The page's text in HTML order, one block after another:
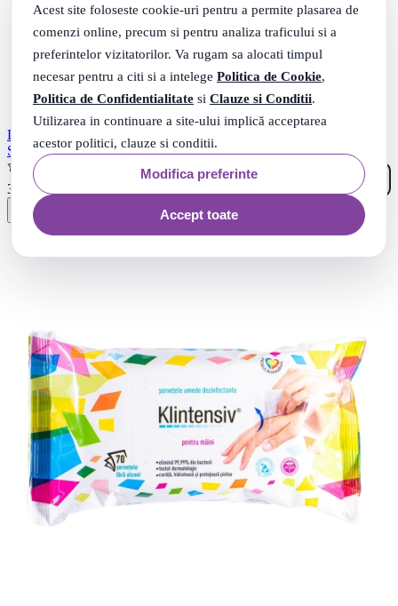
Acest site foloseste cookie-uri pentru a permite plasarea de
comenzi online, precum si pentru analiza traficului si a
preferintelor vizitatorilor. Va rugam sa alocati timpul
necesar pentru a citi si a intelege Politica de Cookie,
Politica de Confidentialitate si Clauze si Conditii.
Utilizarea in continuare a site-ului implică acceptarea
acestor politici, clauze si conditii.
Modifica preferinte
Accept toate
Dezinfectant maini Virucid cu pompita 1L, avizat Ministerul
Sanatatii, Hexid
38
55Lei